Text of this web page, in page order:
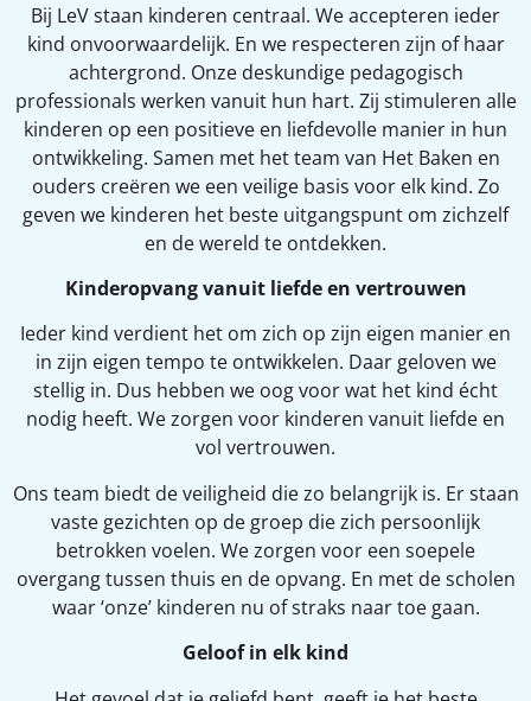
Bij LeV staan kinderen centraal. We accepteren ieder
kind onvoorwaardelijk. En we respecteren zijn of haar
achtergrond. Onze deskundige pedagogisch
professionals werken vanuit hun hart. Zij stimuleren alle
kinderen op een positieve en liefdevolle manier in hun
ontwikkeling. Samen met het team van Het Baken en
ouders creëren we een veilige basis voor elk kind. Zo
geven we kinderen het beste uitgangspunt om zichzelf
en de wereld te ontdekken.
Kinderopvang vanuit liefde en vertrouwen
Ieder kind verdient het om zich op zijn eigen manier en
in zijn eigen tempo te ontwikkelen. Daar geloven we
stellig in. Dus hebben we oog voor wat het kind écht
nodig heeft. We zorgen voor kinderen vanuit liefde en
vol vertrouwen.
Ons team biedt de veiligheid die zo belangrijk is. Er staan
vaste gezichten op de groep die zich persoonlijk
betrokken voelen. We zorgen voor een soepele
overgang tussen thuis en de opvang. En met de scholen
waar ‘onze’ kinderen nu of straks naar toe gaan.
Geloof in elk kind